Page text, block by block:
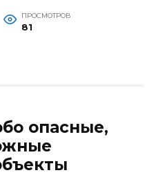
ПРОСМОТРОВ
81
опасные,